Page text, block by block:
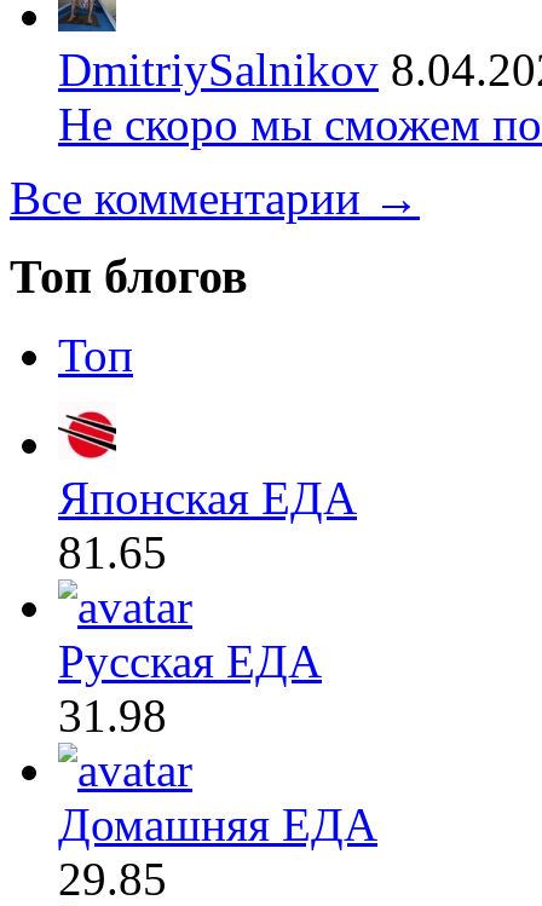
DmitriySalnikov
Не скоро мы сможем
Все комментарии →
Топ блогов
Топ
Японская ЕДА
81.65
Русская ЕДА
31.98
Домашняя ЕДА
29.85